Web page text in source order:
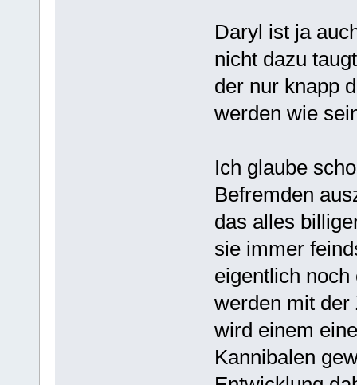
Daryl ist ja
nicht dazu
der nur knapp
werden wie
Ich glaube
Befremden
das alles
sie immer
eigentlich
werden mit der
wird einem
Kannibalen